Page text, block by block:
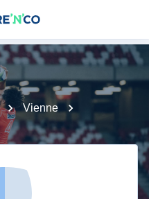
Vienne